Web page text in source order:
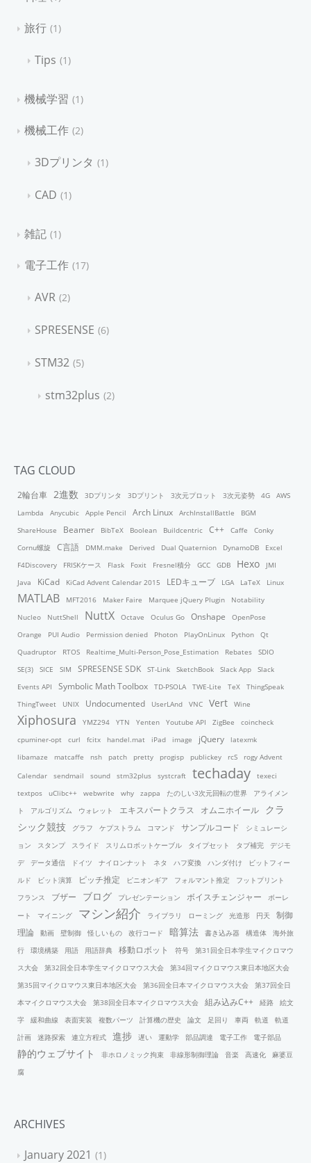
旅行 1
Tips 1
機械学習 1
機械工作 2
3Dプリンタ 1
CAD 1
雑記 1
電子工作 17
AVR 2
SPRESENSE 6
STM32 5
stm32plus 2
TAG CLOUD
2輪台車 2進数 3Dプリンタ 3Dプリント 3次元プロット 3次元姿勢 4G
AWS
Lambda
Anycubic Apple Pencil Arch Linux ArchInstallBattle
BGM
ShareHouse
Beamer BibTeX Boolean Buildcentric C++ Caffe
Conky
Cornu螺旋
C言語 DMM.make Derived Dual Quaternion DynamoDB
Excel
F4Discovery
FRISKケース Flask Foxit Fresnel積分 GCC GDB Hexo
JMI
Java
KiCad KiCad Advent Calendar 2015 LEDキューブ LGA LaTeX Linux
MATLAB MFT2016 Maker Faire Marquee jQuery Plugin
Notability
Nucleo
NuttShell NuttX Octave Oculus Go Onshape
OpenPose
Orange
PUI Audio Permission denied Photon PlayOnLinux Python
Qt
Quadruptor
RTOS Realtime_Multi-Person_Pose_Estimation Rebates
SDIO
SE(3)
SICE SIM SPRESENSE SDK ST-Link SketchBook Slack App
Slack
Events API
Symbolic Math Toolbox TD-PSOLA TWE-Lite TeX
ThingSpeak
ThingTweet
UNIX Undocumented UserLAnd VNC Vert Wine
Xiphosura YMZ294 YTN Yenten Youtube API ZigBee
coincheck
cpuminer-opt
curl fcitx handel.mat iPad image jQuery
latexmk
libamaze
matcaffe nsh patch pretty progisp publickey rcS
rogy Advent
Calendar
sendmail sound stm32plus systcraft techaday
texeci
textpos
uClibc++ webwrite why zappa たのしい3次元回転の世界
アライメン
ト
アルゴリズム ウォレット エキスパートクラス オムニホイール クラ
シック競技
グラフ ケプストラム コマンド サンプルコード
シミュレーシ
ョン
スタンプ スライド スリムロボットケーブル タイプセット タブ補完
デジモ
デ
データ通信 ドイツ ナイロンナット ネタ ハフ変換 ハンダ付け
ビットフィー
ルド
ビット演算 ピッチ推定 ピニオンギア フォルマント推定
フットプリント
フランス
ブザー ブログ プレゼンテーション ボイスチェンジャー
ボーレ
ート
マイニング マシン紹介 ライブラリ ローミング 光造形 円天
制御
理論
動画 壁制御 怪しいもの 改行コード 暗算法 書き込み器 構造体
海外旅
行
環境構築 用語 用語辞典 移動ロボット 符号
第31回全日本学生マイクロマウ
ス大会
第32回全日本学生マイクロマウス大会
第34回マイクロマウス東日本地区大会
第35回マイクロマウス東日本地区大会
第36回全日本マイクロマウス大会
第37回全日
本マイクロマウス大会
第38回全日本マイクロマウス大会 組み込みC++ 経路
絵文
字
緩和曲線 表面実装 複数パーツ 計算機の歴史 論文 足回り 車両 軌道
軌道
計画
迷路探索 連立方程式 進捗 遅い 運動学 部品調達 電子工作 電子部品
静的ウェブサイト 非ホロノミック拘束 非線形制御理論 音楽 高速化
麻婆豆
腐
ARCHIVES
January 2021
1